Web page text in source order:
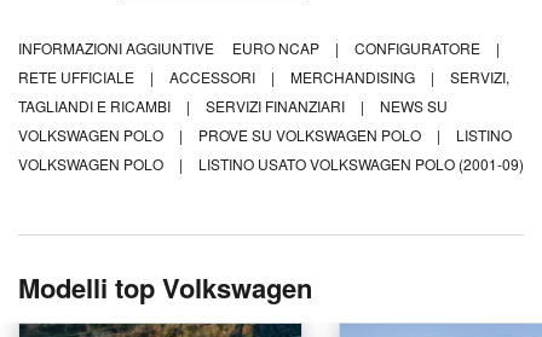
INFORMAZIONI AGGIUNTIVE EURO NCAP | CONFIGURATORE
|
RETE UFFICIALE
| ACCESSORI | MERCHANDISING |
SERVIZI,
TAGLIANDI E RICAMBI
| SERVIZI FINANZIARI |
NEWS SU
VOLKSWAGEN POLO
| PROVE SU VOLKSWAGEN POLO |
LISTINO
VOLKSWAGEN POLO
| LISTINO USATO VOLKSWAGEN POLO (2001-09)
Modelli top Volkswagen